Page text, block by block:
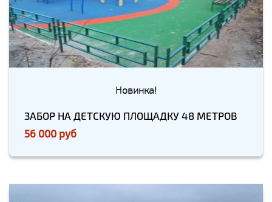
Новинка!
ЗАБОР НА ДЕТСКУЮ ПЛОЩАДКУ 48 МЕТРОВ
56 000 руб